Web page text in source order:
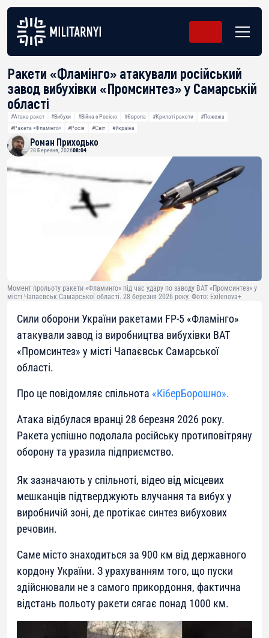
Ракети «Фламінго» атакували російський
завод вибухівки «Промсинтез» у Самарській
області
#Атака ракет #Вибухи #Війна з Росією #Європа #Крилаті ракети
#Пожежа
#Ракета «Фламінго»
#Росія #Світ #Україна
Роман Приходько
28 Березня, 202608:04
Момент прольоту ракети «Фламинго» під час удару по заводу ВАТ «Промсинтез» у
місті Чапаєвськ Самарської області. 28 березня 2026 року. Фото: Exilenova+
Сили оборони України ракетами FP-5 «Фламінго»
атакували завод із виробництва вибухівки ВАТ
«Промсинтез» у місті Чапаєвськ Самарської
області.
Про це повідомляє спільнота «КіберБорошно».
Атака відбулася вранці 28 березня 2026 року.
Ракета успішно подолала російську протиповітряну
оборону та уразила підприємство.
Як зазначають у спільноті, відео від місцевих
мешканців підтверджують влучання та вибух у
виробничій зоні, де протікає синтез вибухових
речовин.
Саме місто знаходиться за 900 км від державного
кордону України. З урахуванням того, що пуски
здійснювали не з самого прикордоння, фактична
відстань польоту ракети сягає понад 1000 км.